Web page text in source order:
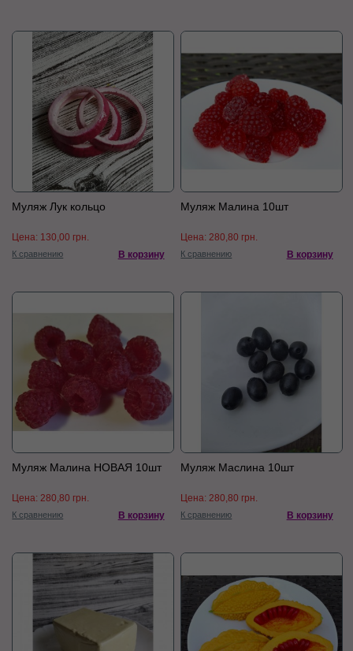
Муляж Лук кольцо
Цена: 130,00 грн.
К сравнению В корзину
Муляж Малина 10шт
Цена:280,80 грн.
К сравнению В корзину
Муляж Малина НОВАЯ 10шт
Цена:280,80 грн.
К сравнению В корзину
Муляж Маслина 10шт
Цена:280,80 грн.
К сравнению В корзину